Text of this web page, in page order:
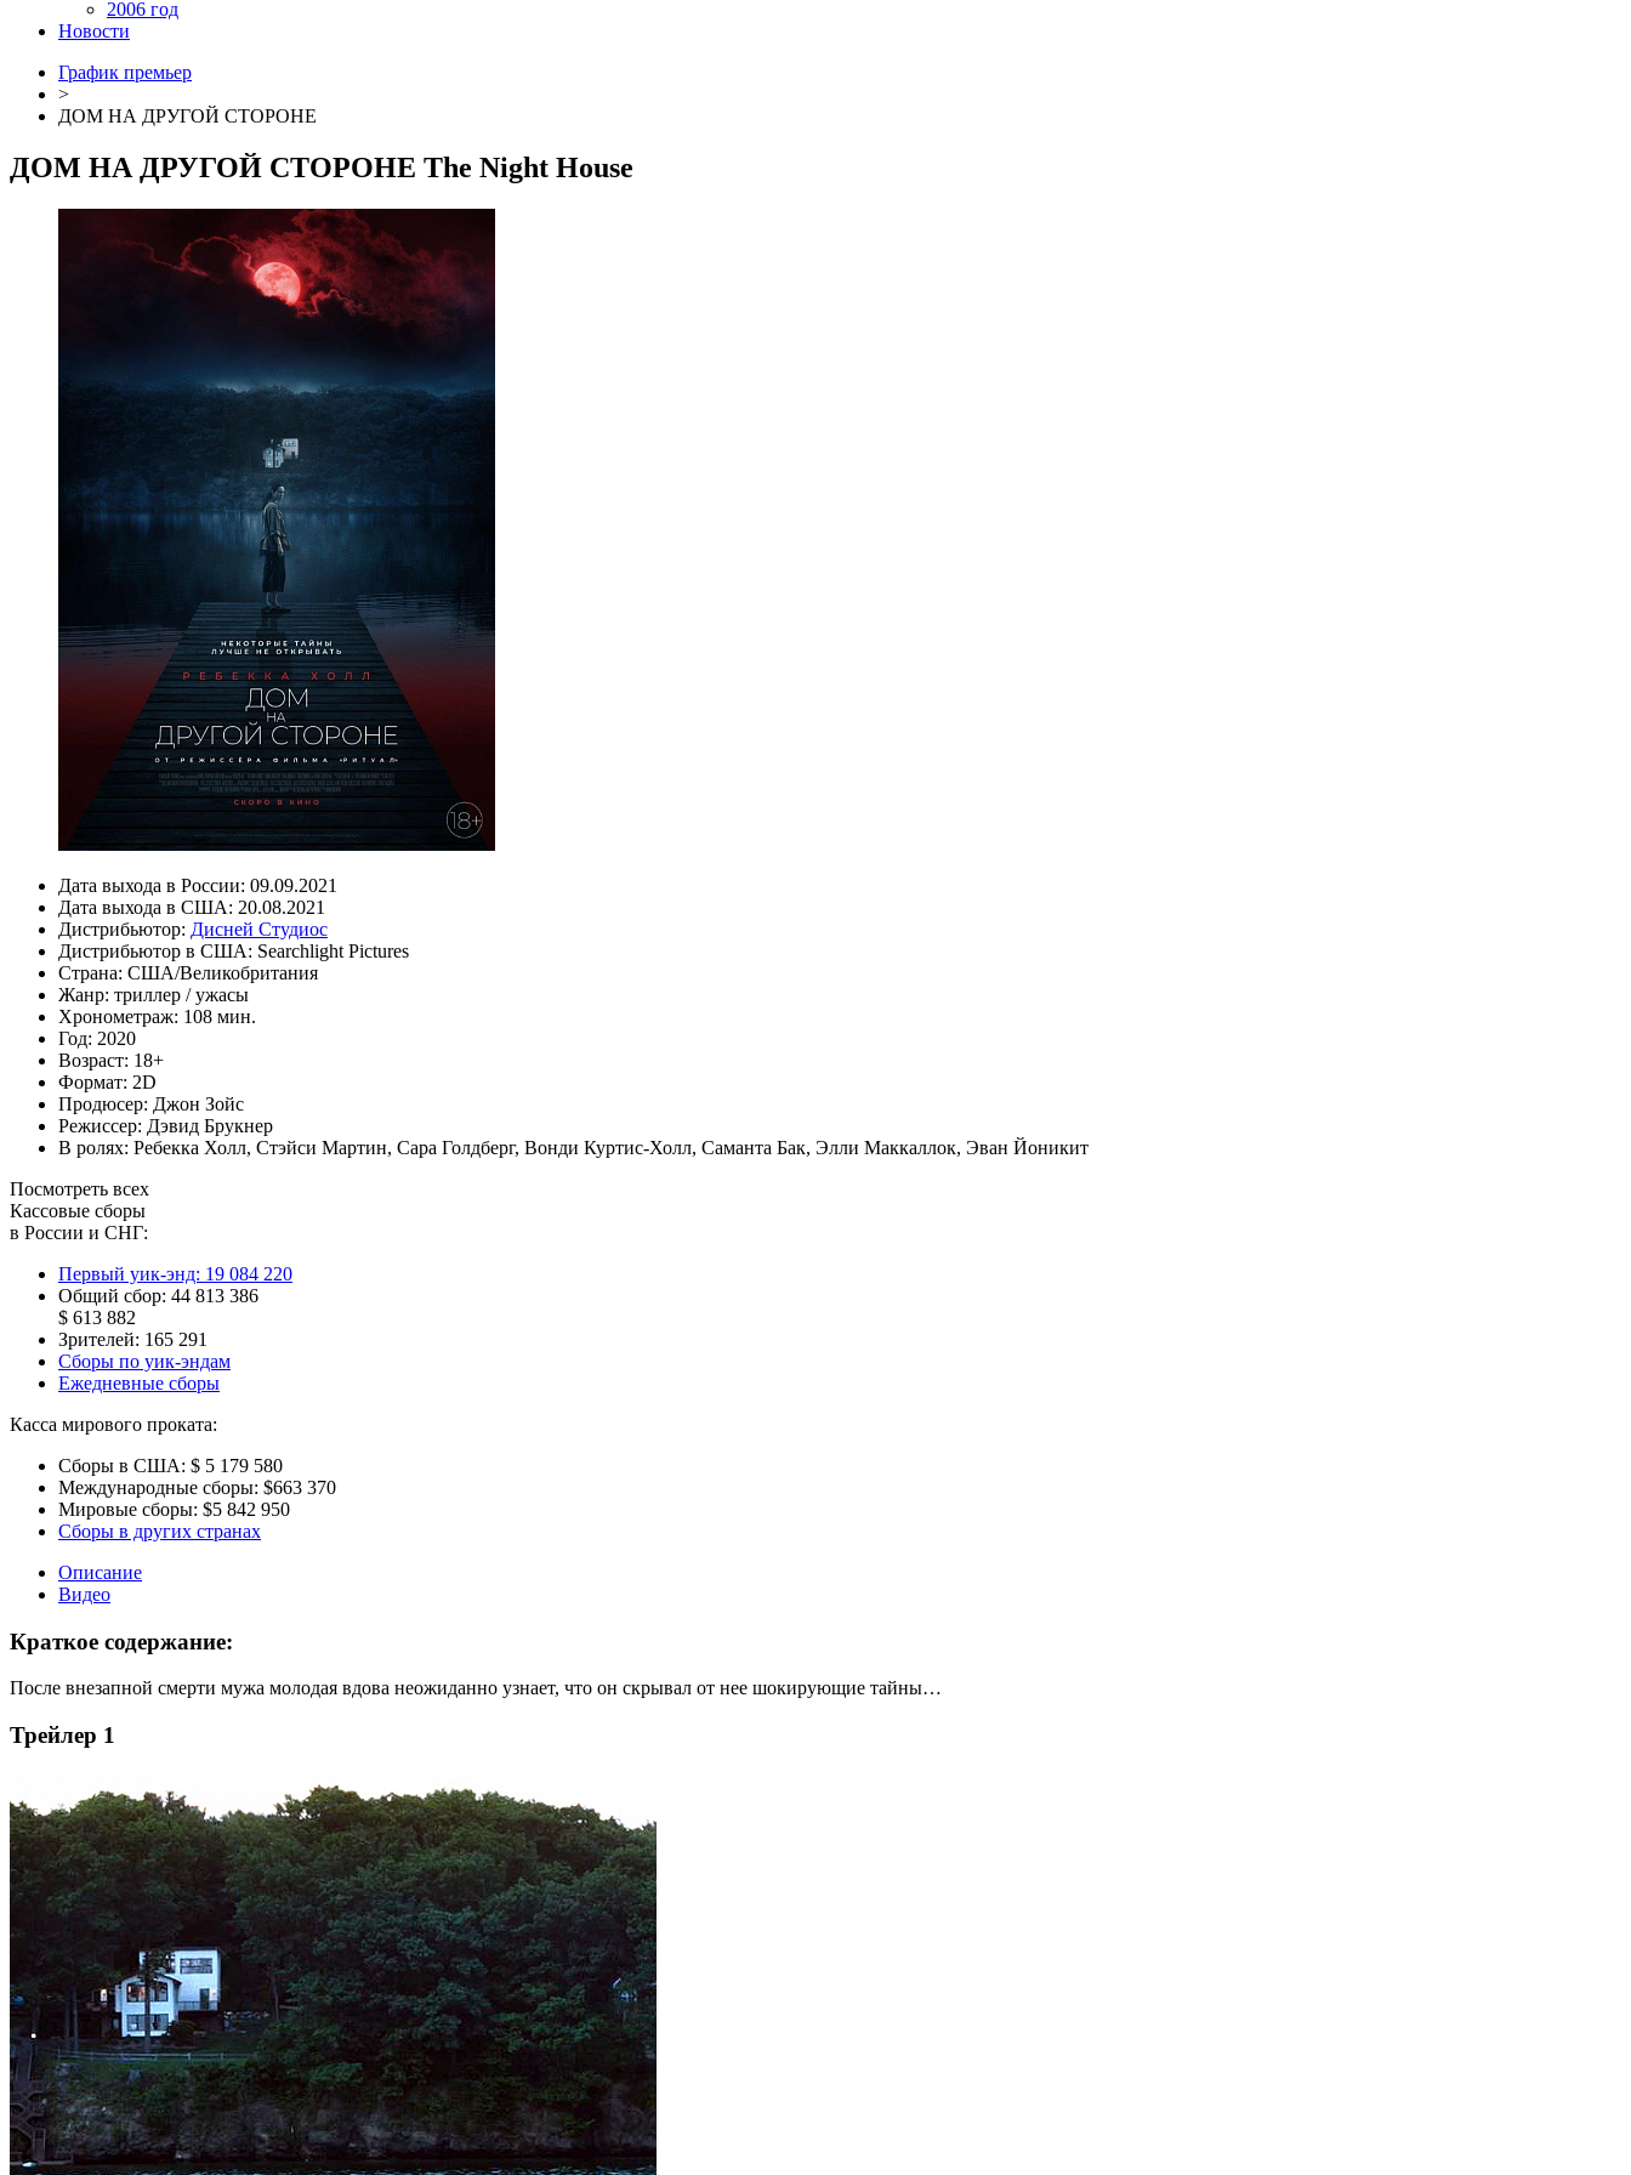
2006 год
Новости
График премьер
>
ДОМ НА ДРУГОЙ СТОРОНЕ
ДОМ НА ДРУГОЙ СТОРОНЕ The Night House
Дата выхода в России: 09.09.2021
Дата выхода в США: 20.08.2021
Дистрибьютор: Дисней Студиос
Дистрибьютор в США: Searchlight Pictures
Страна: США/Великобритания
Жанр: триллер /ужасы
Хронометраж: 108 мин.
Год: 2020
Возраст: 18+
Формат: 2D
Продюсер: Джон Зойс
Режиссер: Дэвид Брукнер
В ролях: Ребекка Холл, Стэйси Мартин, Сара Голдберг, Вонди Куртис-Холл, Саманта Бак, Элли Маккаллок, Эван Йоникит
Посмотреть всех
Кассовые сборы
в России и СНГ:
Первый уик-энд: 19 084 220
Общий сбор: 44 813 386
$ 613 882
Зрителей: 165 291
Сборы по уик-эндам
Ежедневные сборы
Касса мирового проката:
Сборы в США: $ 5 179 580
Международные сборы: $663 370
Мировые сборы: $5 842 950
Сборы в других странах
Описание
Видео
Краткое содержание:
После внезапной смерти мужа молодая вдова неожиданно узнает, что он скрывал от нее шокирующие тайны…
Трейлер 1